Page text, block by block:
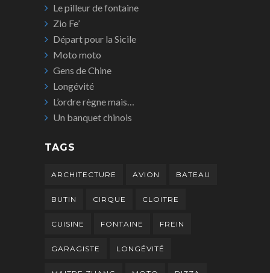
Le pilleur de fontaine
Zio Fe’
Départ pour la Sicile
Moto moto
Gens de Chine
Longévité
L’ordre règne mais…
Un banquet chinois
TAGS
ARCHITECTURE AVION BATEAU
BUTIN CIRQUE CLOITRE
CUISINE FONTAINE FREIN
GARAGISTE LONGÉVITÉ